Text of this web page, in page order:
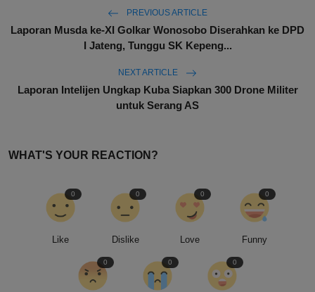
PREVIOUS ARTICLE
Laporan Musda ke-XI Golkar Wonosobo Diserahkan ke DPD
I Jateng, Tunggu SK Kepeng...
NEXT ARTICLE
Laporan Intelijen Ungkap Kuba Siapkan 300 Drone Militer
untuk Serang AS
WHAT'S YOUR REACTION?
Like
0
Dislike
0
Love
0
Funny
0
0 0 0